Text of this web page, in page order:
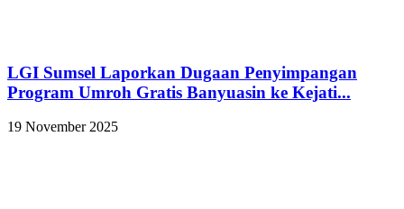
LGI Sumsel Laporkan Dugaan Penyimpangan
Program Umroh Gratis Banyuasin ke Kejati...
19 November 2025